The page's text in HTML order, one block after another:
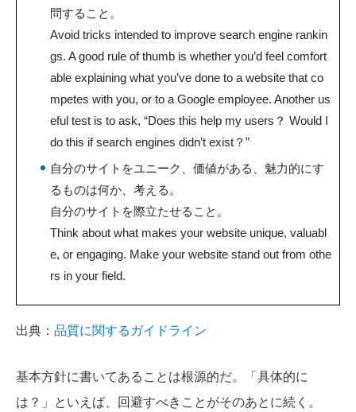
問すること。
Avoid tricks intended to improve search engine rankin
gs. A good rule of thumb is whether you’d feel comfort
able explaining what you’ve done to a website that co
mpetes with you, or to a Google employee. Another us
eful test is to ask, “Does this help my users？ Would I
do this if search engines didn’t exist？”
自分のサイトをユニーク、価値がある、魅力的にす
るものは何か、考える。
自分のサイトを際立たせること。
Think about what makes your website unique, valuabl
e, or engaging. Make your website stand out from othe
rs in your field.
出典： 品質に関するガイドライン
基本方針に書いてあることは根源的だ。「具体的に
は？」といえば、回避すべきことがそのあとに続く。